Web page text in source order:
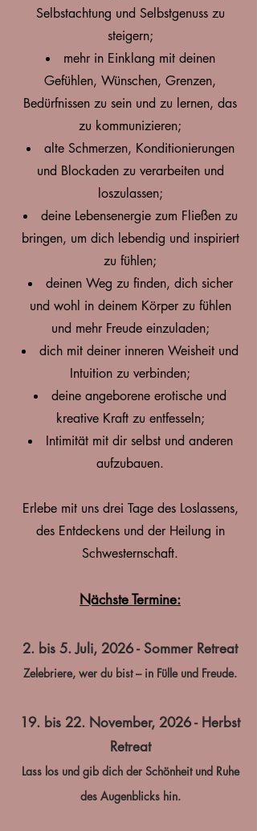
Selbstachtung und Selbstgenuss zu
steigern;
mehr in Einklang mit deinen
Gefühlen, Wünschen, Grenzen,
Bedürfnissen zu sein und zu lernen, das
zu kommunizieren;
alte Schmerzen, Konditionierungen
und Blockaden zu verarbeiten und
loszulassen;
deine Lebensenergie zum Fließen zu
bringen, um dich lebendig und inspiriert
zu fühlen;
deinen Weg zu finden, dich sicher
und wohl in deinem Körper zu fühlen
und mehr Freude einzuladen;
dich mit deiner inneren Weisheit und
Intuition zu verbinden;
deine angeborene erotische und
kreative Kraft zu entfesseln;
Intimität mit dir selbst und anderen
aufzubauen.
Erlebe mit uns drei Tage des Loslassens,
des Entdeckens und der Heilung in
Schwesternschaft.
Nächste Termine:
2. bis 5. Juli, 2026 - Sommer Retreat
Zelebriere, wer du bist – in Fülle und Freude.
19. bis 22. November, 2026 - Herbst
Retreat
Lass los und gib dich der Schönheit und Ruhe
des Augenblicks hin.